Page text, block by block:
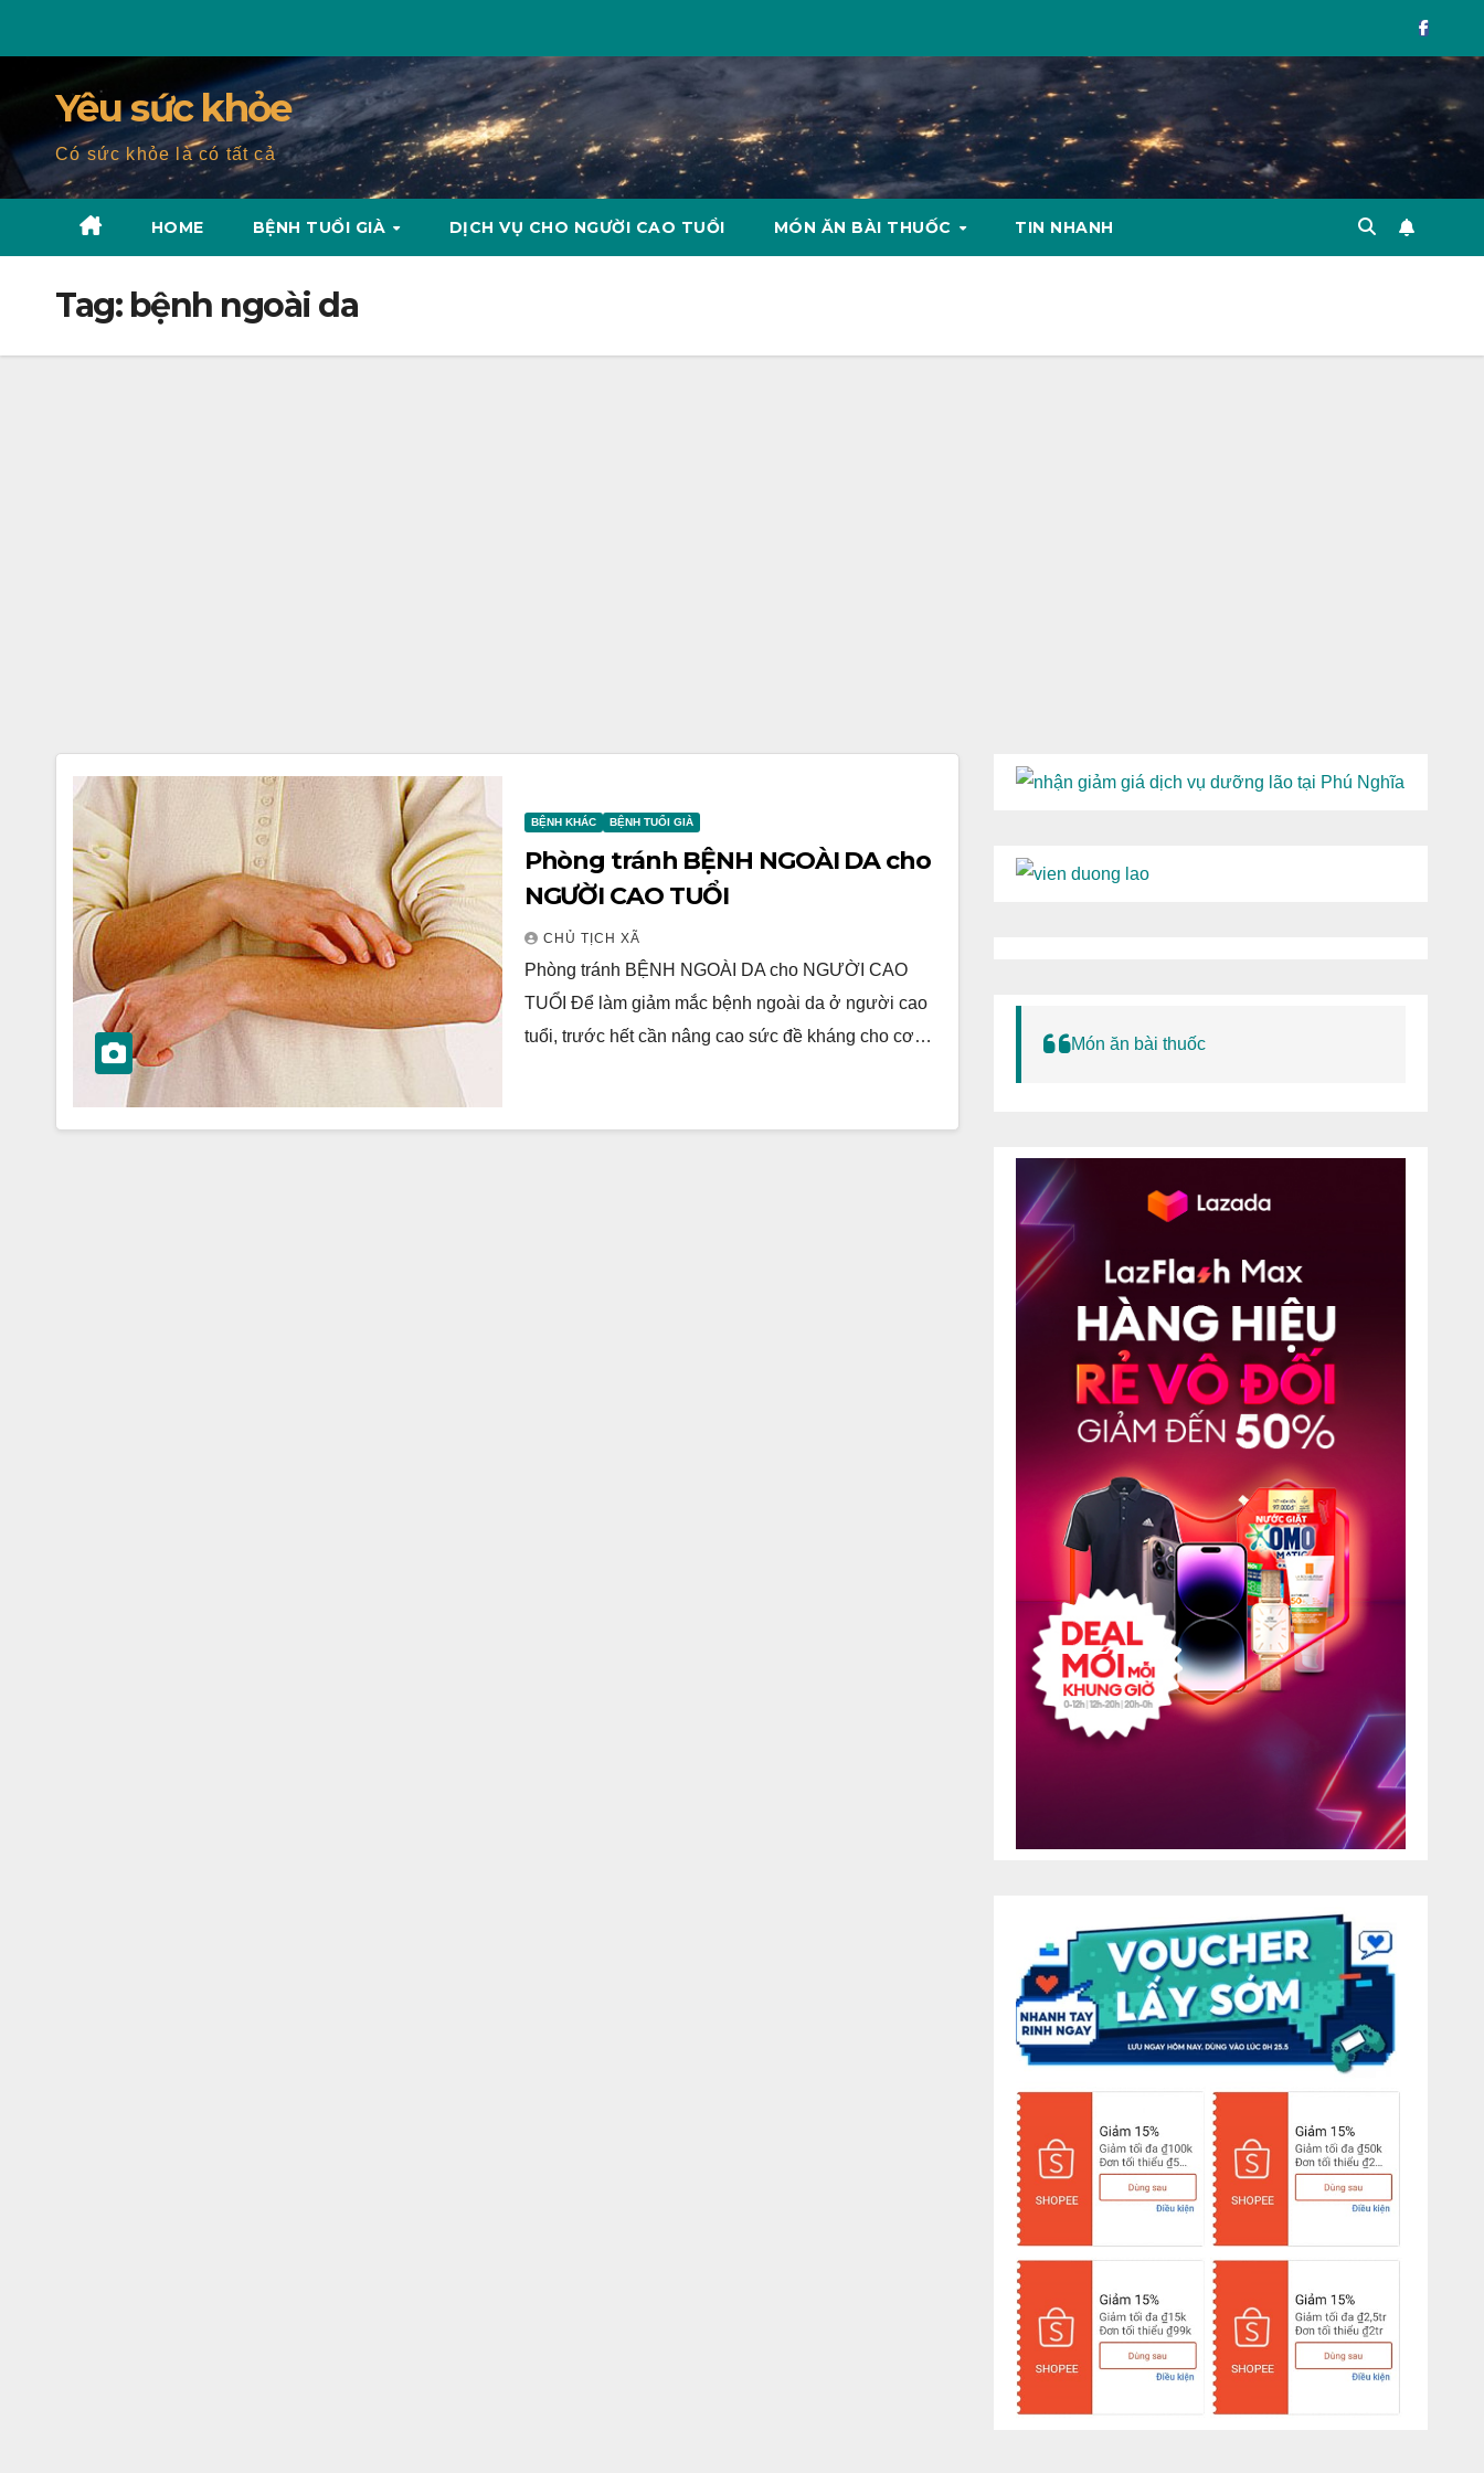
Yêu sức khỏe
Có sức khỏe là có tất cả
HOME BỆNH TUỔI GIÀ DỊCH VỤ CHO NGƯỜI CAO TUỔI MÓN ĂN BÀI THUỐC TIN NHANH
Tag: bệnh ngoài da
BỆNH KHÁC BỆNH TUỔI GIÀ
Phòng tránh BỆNH NGOÀI DA cho
NGƯỜI CAO TUỔI
CHỦ TỊCH XÃ
Phòng tránh BỆNH NGOÀI DA cho NGƯỜI CAO
TUỔI Ðể làm giảm mắc bệnh ngoài da ở người cao
tuổi, trước hết cần nâng cao sức đề kháng cho cơ…
Món ăn bài thuốc